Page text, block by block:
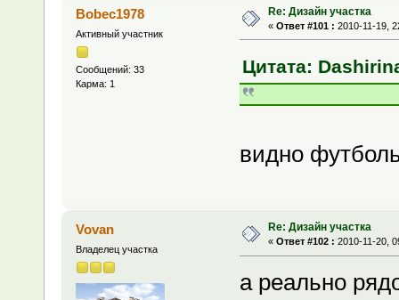
Bobec1978
Активный участник
Сообщений: 33
Карма: 1
Re: Дизайн участка
« Ответ #101 : 2010-11-19,
Цитата:
видно
Vovan
Владелец участка
Re: Дизайн участка
« Ответ #102 : 2010-11-20,
а реально